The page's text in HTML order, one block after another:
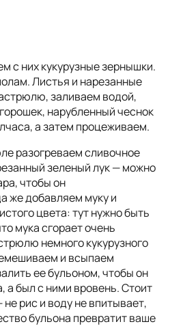
с них кукурузные зернышки.
Листья и нарезанные
заливаем водой,
нарубленный чеснок
а затем процеживаем.
разогреваем сливочное
зеленый лук — можно
чтобы он
же добавляем муку и
цвета: тут нужно быть
мука сгорает очень
немного кукурузного
и всыпаем
ее бульоном, чтобы он
а был с ними вровень. Стоит
не рис и воду не впитывает,
бульона превратит ваше